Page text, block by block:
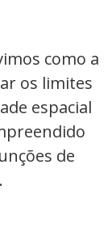
como a
os limites
espacial
de